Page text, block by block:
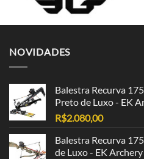
NOVIDADES
Balestra Recurva
Preto de Luxo - EK
R$2.080,00
Balestra Recurva
de Luxo - EK Archery